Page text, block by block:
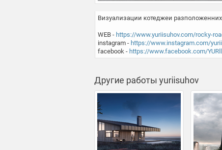
Визуализации котеджеи
WEB - https://www.yuriisuhov.com/rocky-
instagram - https://www.instagram.com/
facebook - https://www.facebook.com/
Другие работы yuriisuhov